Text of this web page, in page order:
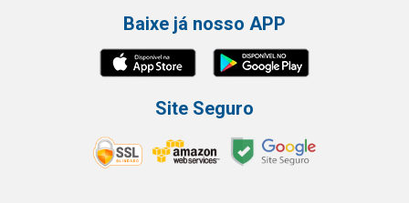
Baixe já nosso APP
Site Seguro